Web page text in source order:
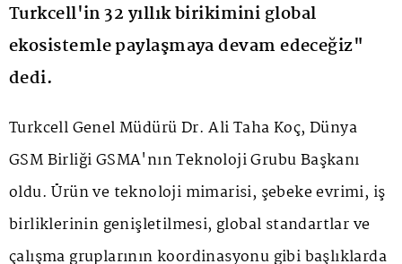
Turkcell'in 32 yıllık birikimini global
ekosistemle paylaşmaya devam edeceğiz"
dedi.
Turkcell Genel Müdürü Dr. Ali Taha Koç, Dünya
GSM Birliği GSMA'nın Teknoloji Grubu Başkanı
oldu. Ürün ve teknoloji mimarisi, şebeke evrimi, iş
birliklerinin genişletilmesi, global standartlar ve
çalışma gruplarının koordinasyonu gibi başlıklarda